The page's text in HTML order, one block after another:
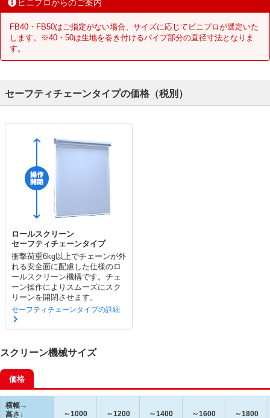
ビニプロからのご案内
FB40・FB50はご指定がない場合、サイズに応じてビニプロが選定いた
します。※40・50は生地を巻き付けるパイプ部分の直径寸法となりま
す。
セーフティチェーンタイプの価格（税別）
ロールスクリーン
セーフティチェーンタイプ
衝撃荷重6kg以上でチェーンが外
れる安全面に配慮した仕様のロ
ールスクリーン機構です。チェ
ーン操作によりスムーズにスク
リーンを開閉させます。
セーフティチェーンタイプの詳細
スクリーン機械サイズ
価格
横幅→
高さ↓
～1000 ～1200 ～1400 ～1600 ～1800